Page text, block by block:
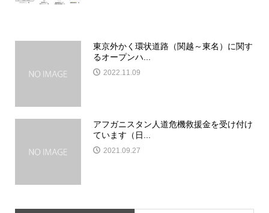
東京外かく環状道路（関越～東名）に関す
るオープンハ...
2022.11.09
アフガニスタン人道危機救援金を受け付け
ています（日...
2021.09.27